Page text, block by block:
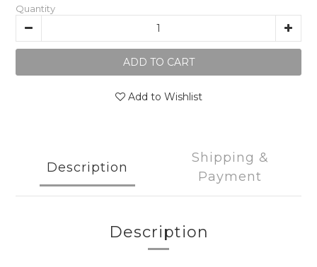
Quantity
ADD TO CART
Add to Wishlist
Description
Shipping &
Payment
Description